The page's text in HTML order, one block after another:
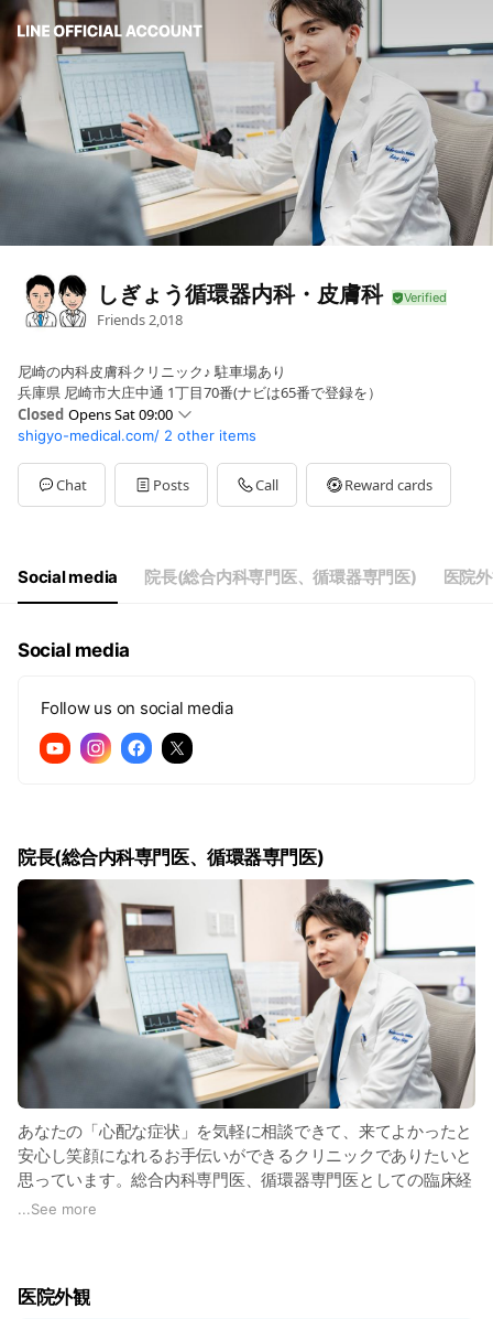
しぎょう循環器内科・皮膚科
Friends2,018
尼崎の内科皮膚科クリニック♪ 駐車場あり
兵庫県 尼崎市大庄中通 1丁目70番(ナビは65番で登録を）
Closed Opens Sat 09:00
SunClosed
Mon09:00 - 12:00,13:15 - 18:00
Tue09:00 - 12:00,13:15 - 18:00
Wed09:00 - 12:00,14:00 - 18:00
09:00 - 12:00
皮膚科専門の医師の診察時間はホームページをご覧下さい
shigyo-medical.com/ 2 other items
Chat Posts Call Reward cards
Social media 院長(総合内科専門医、循環器専門医) 医院
Social media
Follow us on social media
院長(総合内科専門医、循環器専門医)
あなたの「心配な症状」を気軽に相談できて、来てよかったと
安心し笑顔になれるお手伝いができるクリニックでありたいと
思っています。総合内科専門医、循環器専門医としての臨床経
験を活かし、はやく正確な診断と説明、分かりやすい説明を行
...See more
医院外観